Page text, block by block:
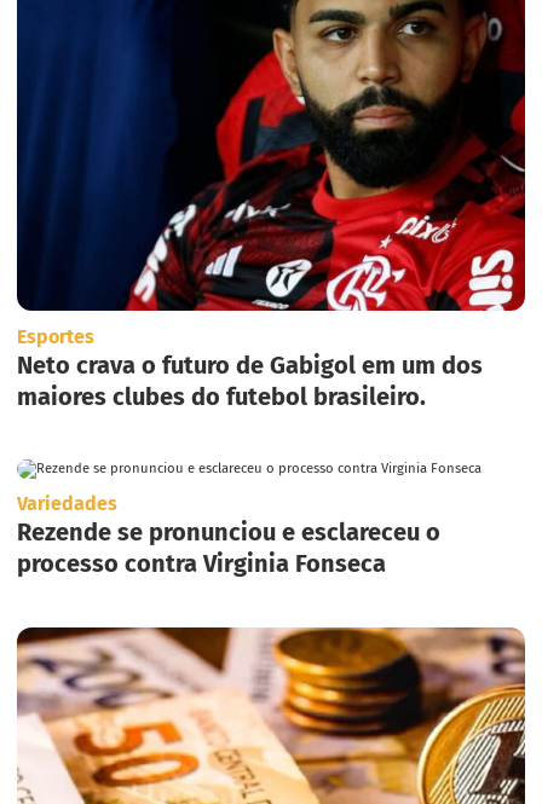
Esportes
Neto crava o futuro de Gabigol em um dos
maiores clubes do futebol brasileiro.
Variedades
Rezende se pronunciou e esclareceu o
processo contra Virginia Fonseca